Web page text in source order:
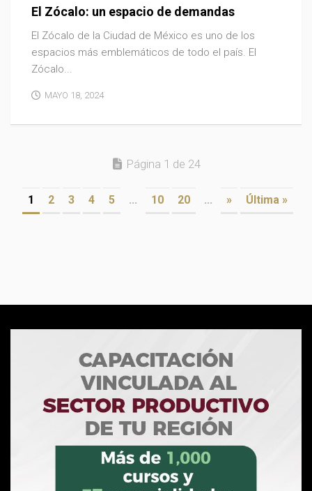
El Zócalo: un espacio de demandas
El Zócalo de la Ciudad de México es uno de los
espacios más emblemáticos de todo el país. El
Zócalo...
MAYO 18, 2024
Página 1 de 24
1 2 3 4 5 ... 10 20 ... » Última »